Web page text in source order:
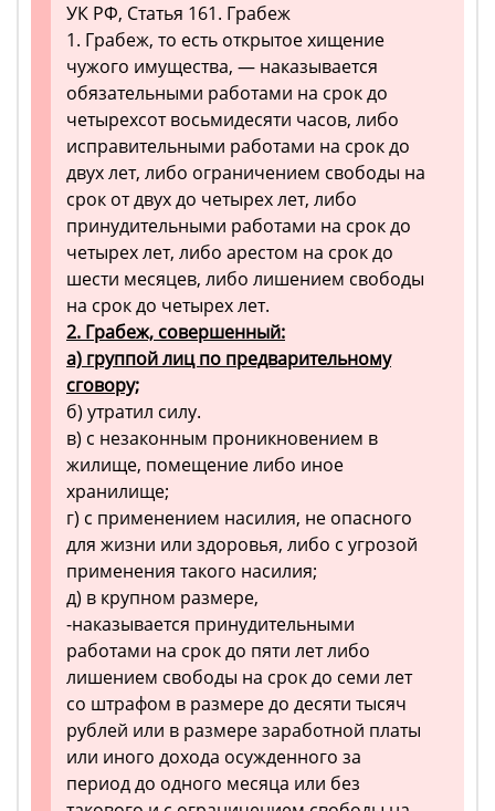
УК РФ, Статья 161. Грабеж
1. Грабеж, то есть открытое хищение
чужого имущества, — наказывается
обязательными работами на срок до
четырехсот восьмидесяти часов, либо
исправительными работами на срок до
двух лет, либо ограничением свободы на
срок от двух до четырех лет, либо
принудительными работами на срок до
четырех лет, либо арестом на срок до
шести месяцев, либо лишением свободы
на срок до четырех лет.
2. Грабеж, совершенный:
а) группой лиц по предварительному
сговору;
б) утратил силу.
в) с незаконным проникновением в
жилище, помещение либо иное
хранилище;
г) с применением насилия, не опасного
для жизни или здоровья, либо с угрозой
применения такого насилия;
д) в крупном размере,
-наказывается принудительными
работами на срок до пяти лет либо
лишением свободы на срок до семи лет
со штрафом в размере до десяти тысяч
рублей или в размере заработной платы
или иного дохода осужденного за
период до одного месяца или без